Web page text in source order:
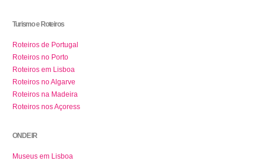
Turismo e Roteiros
Roteiros de Portugal
Roteiros no Porto
Roteiros em Lisboa
Roteiros no Algarve
Roteiros na Madeira
Roteiros nos Açoress
ONDE IR
Museus em Lisboa